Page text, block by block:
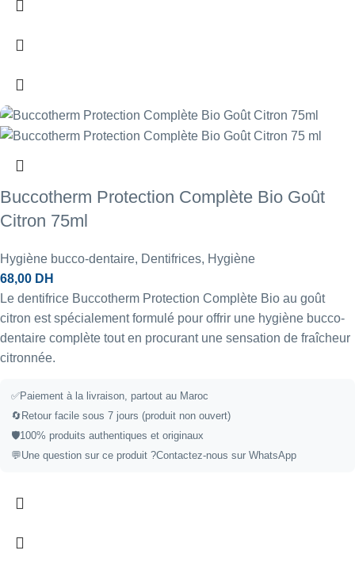
Buccotherm Protection Complète Bio Goût
Citron 75ml
Hygiène bucco-dentaire, Dentifrices, Hygiène
68,00 DH
Le dentifrice Buccotherm Protection Complète Bio au goût
citron est spécialement formulé pour offrir une hygiène bucco-
dentaire complète tout en procurant une sensation de fraîcheur
citronnée.
✅Paiement à la livraison, partout au Maroc
🔄Retour facile sous 7 jours (produit non ouvert)
🛡️100% produits authentiques et originaux
💬Une question sur ce produit ?Contactez-nous sur WhatsApp